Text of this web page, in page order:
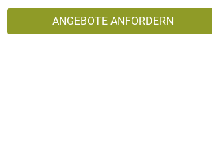
ANGEBOTE ANFORDERN